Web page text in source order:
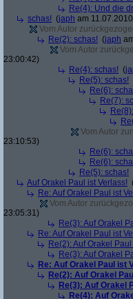
Re(4): Und die
schas! (japh am
Vom Autor
Re(2): schas! (japh
Vom Autor
23:00:42)
Re(4): schas! (
Re(5): schas!
Re(6):
Re(7):
Vom Autor
23:10:53)
Re(6):
Re(6):
Re(5): schas!
Auf Orakel Paul ist Verlass!
Re: Auf Orakel Paul ist
Vom Autor
23:05:31)
Re(3): Auf Orakel
Re: Auf Orakel Paul ist
Re(2): Auf Orakel
Re(3): Auf Orakel
Re: Auf Orakel Paul ist
Re(2): Auf Orakel
Re(3): Auf Orakel
Re(4): Auf